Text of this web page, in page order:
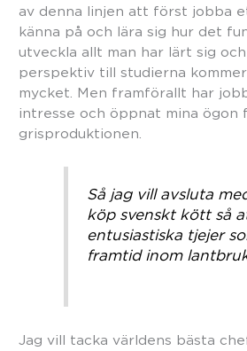
av denna linjen att först jobba
känna på och lära sig hur det
utveckla allt man har lärt sig
perspektiv till studierna
mycket. Men framförallt har
intresse och öppnat mina ögon
grisproduktionen.
Så jag vill avsluta
köp svenskt kött så
entusiastiska tjejer
framtid inom
Jag vill tacka världens bästa